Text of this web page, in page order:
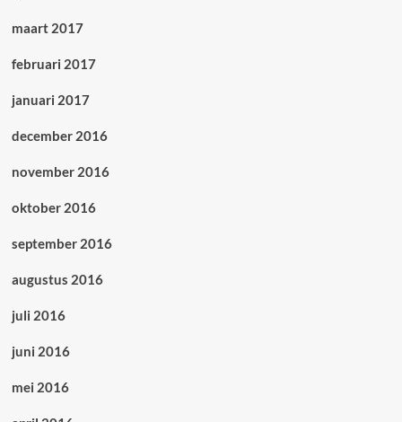
maart 2017
februari 2017
januari 2017
december 2016
november 2016
oktober 2016
september 2016
augustus 2016
juli 2016
juni 2016
mei 2016